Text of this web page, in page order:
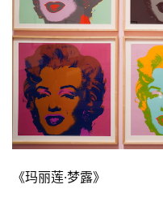
《玛丽莲·梦露》